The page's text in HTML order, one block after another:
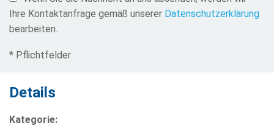
Ihre Kontaktanfrage gemäß unserer Datenschutzerklärung
bearbeiten.
* Pflichtfelder
Details
Kategorie: